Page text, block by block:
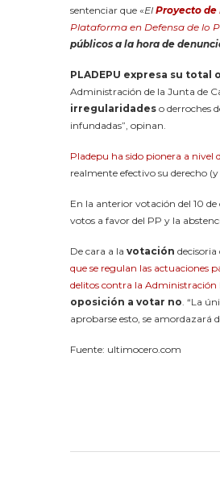
sentenciar que «El Proyecto de
Plataforma en Defensa de lo
públicos a la hora de
PLADEPU expresa su total
Administración de la Junta de
irregularidades o derroches
infundadas”, opinan.
Pladepu ha sido pionera a nivel
realmente efectivo su derecho
En la anterior votación del 10
votos a favor del PP y la
De cara a la votación decisoria
que se regulan las actuaciones
delitos contra la Administración
oposición a votar no. “La
aprobarse esto, se amordazará
Fuente: ultimocero.com